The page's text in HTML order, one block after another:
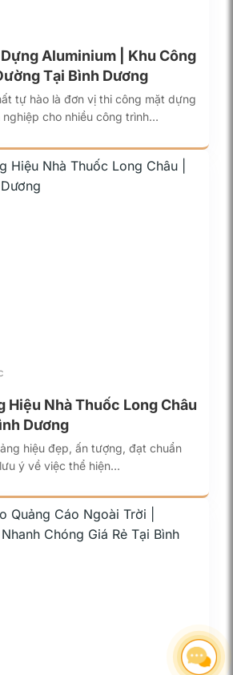
Aluminium | Khu Công
Tại Bình Dương
tự hào là đơn vị thi công mặt dựng
nghiệp cho nhiều công trình…
Hiệu Nhà Thuốc Long Châu
Dương
hiệu đẹp, ấn tượng, đạt chuẩn
ý về việc thể hiện…